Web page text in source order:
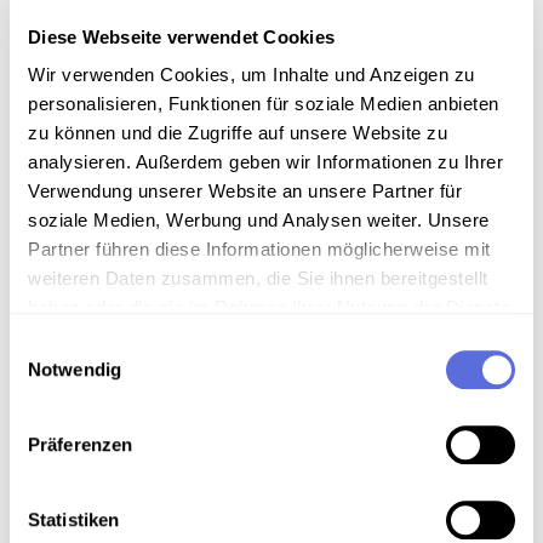
Diese Webseite verwendet Cookies
Wir verwenden Cookies, um Inhalte und Anzeigen zu
personalisieren, Funktionen für soziale Medien anbieten
zu können und die Zugriffe auf unsere Website zu
analysieren. Außerdem geben wir Informationen zu Ihrer
Verwendung unserer Website an unsere Partner für
soziale Medien, Werbung und Analysen weiter. Unsere
Partner führen diese Informationen möglicherweise mit
weiteren Daten zusammen, die Sie ihnen bereitgestellt
Notwendig
Präferenzen
Statistiken
Sammlung Frühe historische Tonaufnahmen
Anmerkungen zum Inhalt
Die Aufnahme stammt entweder von Radio Rot-Weiß-
Rot oder Radio Wien.
Download
Verortung in der digitalen Sammlung
Schlagworte